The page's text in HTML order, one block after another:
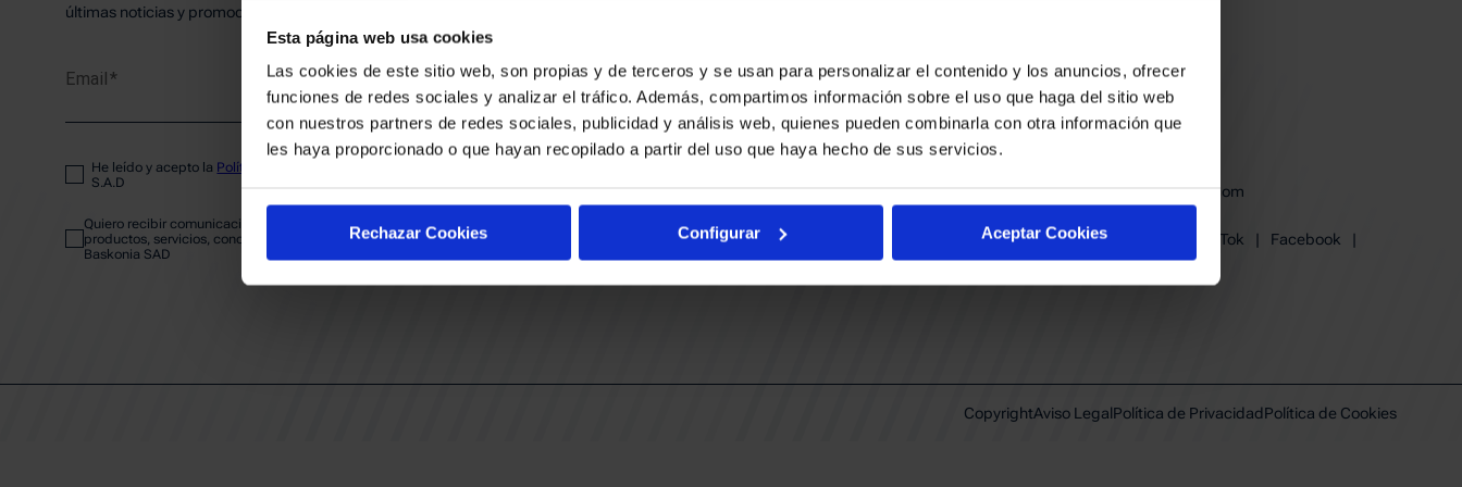
Esta página web usa cookies
Las cookies de este sitio web, son propias y de terceros y se usan para personalizar el contenido y los anuncios, ofrecer
funciones de redes sociales y analizar el tráfico. Además, compartimos información sobre el uso que haga del sitio web
con nuestros partners de redes sociales, publicidad y análisis web, quienes pueden combinarla con otra información que
les haya proporcionado o que hayan recopilado a partir del uso que haya hecho de sus servicios.
Rechazar Cookies Configurar Aceptar Cookies
PLANTILLA
ENTRADAS
ABONADOS
CALENDARIO
CLUB
últimas noticias y promociones del club.
Email
He leído y acepto la Política de privacidad
S.A.D
Quiero recibir comunicaciones electrónicas sobre las actividades,
productos, servicios, concursos, ofertas y/o promociones del SASKI
Baskonia SAD
BAKH
FUNDACIÓN BASKONIA-ALAVÉS
01013 Vitoria-Gasteiz
baskonia@baskonia.com
Instagram
TikTok | Facebook
|
Youtube
| Linkedin
CopyrightAviso LegalPolítica de PrivacidadPolítica de Cookies